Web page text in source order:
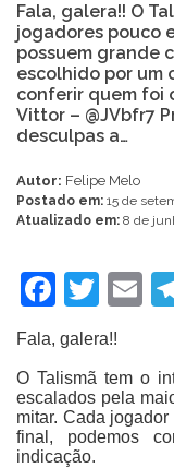
Fala, galera!! O
jogadores pouco
possuem grande
escolhido por um
conferir quem foi
Vittor – @JVbfr7
desculpas a…
Autor: Felipe Melo
Postado em: 15 de
Atualizado em: 8 de
Fala, galera!!
O Talismã tem o
escalados pela
mitar. Cada
final, podemos
indicação.